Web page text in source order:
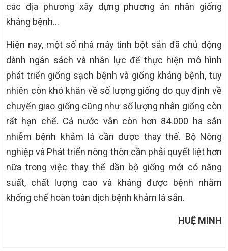
các địa phương xây dựng phương án nhân giống
kháng bệnh…
Hiện nay, một số nhà máy tinh bột sắn đã chủ động
dành ngân sách và nhân lực để thực hiện mô hình
phát triển giống sạch bệnh và giống kháng bệnh, tuy
nhiên còn khó khăn về số lượng giống do quy định về
chuyển giao giống cũng như số lượng nhân giống còn
rất hạn chế. Cả nước vẫn còn hơn 84.000 ha sắn
nhiễm bệnh khảm lá cần được thay thế. Bộ Nông
nghiệp và Phát triển nông thôn cần phải quyết liệt hơn
nữa trong việc thay thế dần bộ giống mới có năng
suất, chất lượng cao và kháng được bệnh nhằm
khống chế hoàn toàn dịch bệnh khảm lá sắn.
HUỆ MINH